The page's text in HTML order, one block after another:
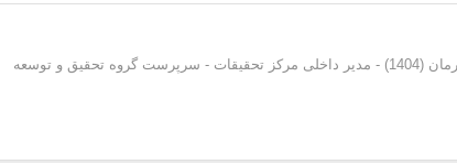
دکترای فرآوری مواد معدنی از دانشگاه شهید باهنر کرمان (1404) - مدیر داخلی مرکز تحقیقات - سرپرست گروه تحقیق و توسعه